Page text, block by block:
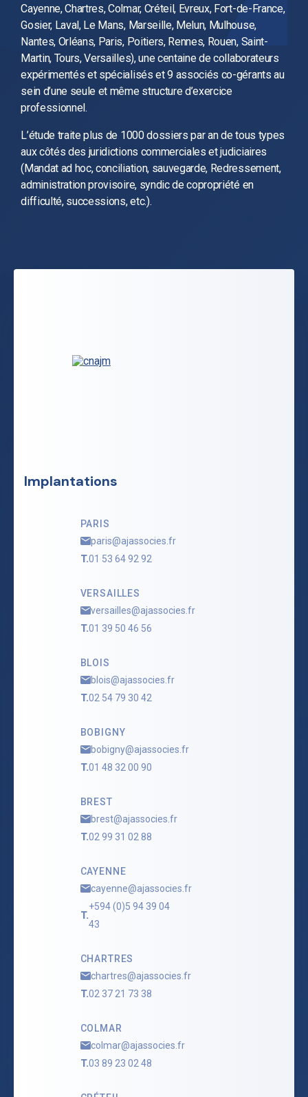
Cayenne, Chartres, Colmar, Créteil, Evreux, Fort-de-France,
Gosier, Laval, Le Mans, Marseille, Melun, Mulhouse,
Nantes, Orléans, Paris, Poitiers, Rennes, Rouen, Saint-
Martin, Tours, Versailles), une centaine de collaborateurs
expérimentés et spécialisés et 9 associés co-gérants au
sein d’une seule et même structure d’exercice
professionnel.
L’étude traite plus de 1000 dossiers par an de tous types
aux côtés des juridictions commerciales et judiciaires
(Mandat ad hoc, conciliation, sauvegarde, Redressement,
administration provisoire, syndic de copropriété en
difficulté, successions, etc.).
Implantations
PARIS
paris@ajassocies.fr
T.01 53 64 92 92
VERSAILLES
versailles@ajassocies.fr
T.01 39 50 46 56
BLOIS
blois@ajassocies.fr
T.02 54 79 30 42
BOBIGNY
bobigny@ajassocies.fr
T.01 48 32 00 90
BREST
brest@ajassocies.fr
T.02 99 31 02 88
CAYENNE
cayenne@ajassocies.fr
T.
+594 (0)5 94 39 04
43
CHARTRES
chartres@ajassocies.fr
T.02 37 21 73 38
COLMAR
colmar@ajassocies.fr
T.03 89 23 02 48